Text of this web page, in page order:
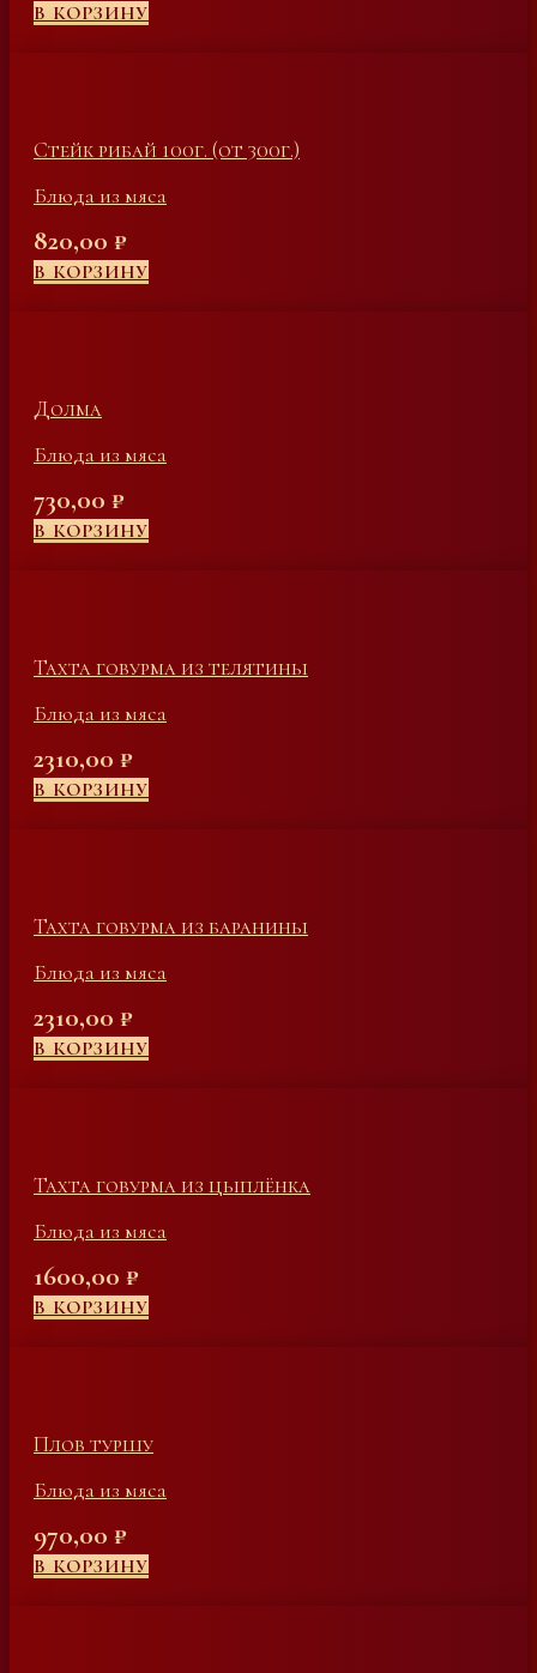
В КОРЗИНУ
Стейк рибай 100г. (от 300г.)
Блюда из мяса
820,00 ₽
В КОРЗИНУ
Долма
Блюда из мяса
730,00 ₽
В КОРЗИНУ
Тахта говурма из телятины
Блюда из мяса
2310,00 ₽
В КОРЗИНУ
Тахта говурма из баранины
Блюда из мяса
2310,00 ₽
В КОРЗИНУ
Тахта говурма из цыплёнка
Блюда из мяса
1600,00 ₽
В КОРЗИНУ
Плов туршу
Блюда из мяса
970,00 ₽
В КОРЗИНУ